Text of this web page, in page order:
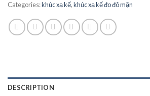
Categories:khúc xạ kế,khúc xạ kế đo đô mặn
DESCRIPTION